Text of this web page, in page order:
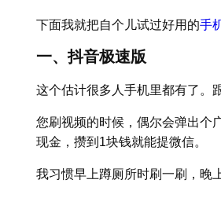
下面我就把自个儿试过好用的手
一、抖音极速版
这个估计很多人手机里都有了。
您刷视频的时候，偶尔会弹出个
现金，攒到1块钱就能提微信。
我习惯早上蹲厕所时刷一刷，晚